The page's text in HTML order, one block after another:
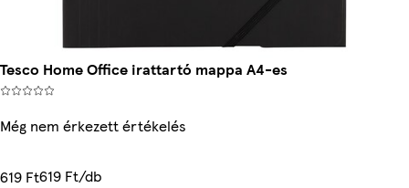
Tesco Home Office irattartó mappa A4-es
Még nem érkezett értékelés
619 Ft619 Ft/db